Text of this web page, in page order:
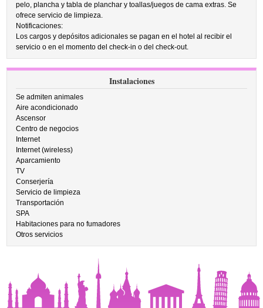
pelo, plancha y tabla de planchar y toallas/juegos de cama extras. Se
ofrece servicio de limpieza.
Notificaciones:
Los cargos y depósitos adicionales se pagan en el hotel al recibir el
servicio o en el momento del check-in o del check-out.
Instalaciones
Se admiten animales
Aire acondicionado
Ascensor
Centro de negocios
Internet
Internet (wireless)
Aparcamiento
TV
Conserjería
Servicio de limpieza
Transportación
SPA
Habitaciones para no fumadores
Otros servicios